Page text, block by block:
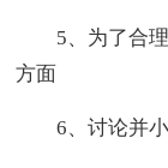
5、为了合理
方面
6、讨论并小